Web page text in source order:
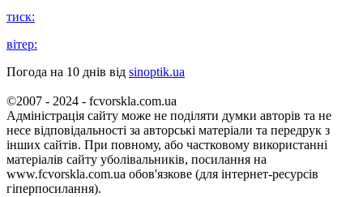
тиск:
вітер:
Погода на 10 днів від sinoptik.ua
©2007 - 2024 - fcvorskla.com.ua
Адміністрація сайту може не поділяти думки авторів та не
несе відповідальності за авторські матеріали та передрук з
інших сайтів. При повному, або частковому використанні
матеріалів сайту уболівальників, посилання на
www.fcvorskla.com.ua обов'язкове (для інтернет-ресурсів
гіперпосилання).